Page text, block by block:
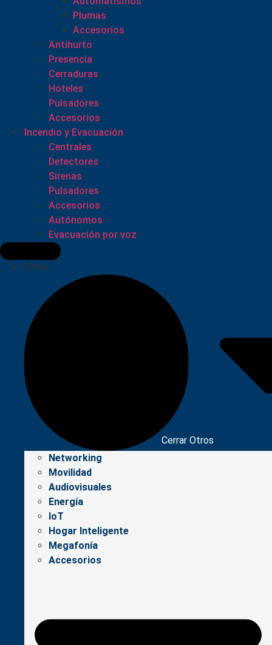
Plumas
Accesorios
Antihurto
Presencia
Cerraduras
Hoteles
Pulsadores
Accesorios
Incendio y Evacuación
Centrales
Detectores
Sirenas
Pulsadores
Accesorios
Autónomos
Evacuación por voz
Otros
Cerrar Otros
Networking
Movilidad
Audiovisuales
Energía
IoT
Hogar Inteligente
Megafonía
Accesorios